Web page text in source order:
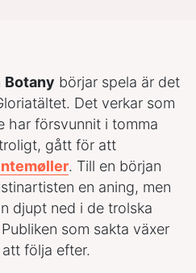
Botany börjar spela är det
Det verkar som
har försvunnit i tomma
gått för att
. Till en början
en aning, men
djupt ned i de trolska
som sakta växer
följa efter.